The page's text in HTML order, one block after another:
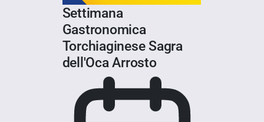
Settimana
Gastronomica
Torchiaginese Sagra
dell'Oca Arrosto